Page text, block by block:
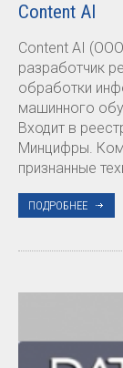
Content AI
Content AI
разработчик
обработки
машинного
Входит в
Минцифры.
признанные
ПОДРОБНЕЕ